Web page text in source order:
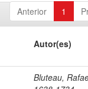
Anterior 1
Autor(es)
Bluteau,